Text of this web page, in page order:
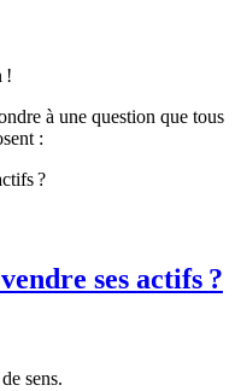
!
à une question que tous
:
?
ses actifs ?
sens.